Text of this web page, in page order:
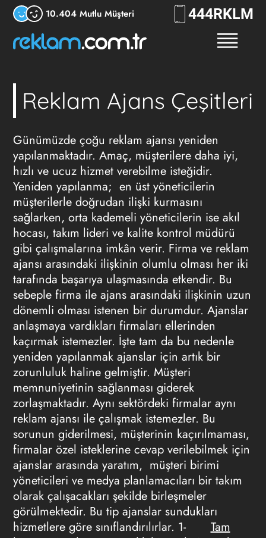
10.404 Mutlu Müşteri 4447556
Reklam Ajans Çeşitleri
Günümüzde çoğu reklam ajansı yeniden
yapılanmaktadır. Amaç, müşterilere daha iyi,
hızlı ve ucuz hizmet verebilme isteğidir.
Yeniden yapılanma; en üst yöneticilerin
müşterilerle doğrudan ilişki kurmasını
sağlarken, orta kademeli yöneticilerin ise akıl
hocası, takım lideri ve kalite kontrol müdürü
gibi çalışmalarına imkân verir. Firma ve reklam
ajansı arasındaki ilişkinin olumlu olması her iki
tarafında başarıya ulaşmasında etkendir. Bu
sebeple firma ile ajans arasındaki ilişkinin uzun
dönemli olması istenen bir durumdur. Ajanslar
anlaşmaya vardıkları firmaları ellerinden
kaçırmak istemezler. İşte tam da bu nedenle
yeniden yapılanmak ajanslar için artık bir
zorunluluk haline gelmiştir. Müşteri
memnuniyetinin sağlanması giderek
zorlaşmaktadır. Aynı sektördeki firmalar aynı
reklam ajansı ile çalışmak istemezler. Bu
sorunun giderilmesi, müşterinin kaçırılmaması,
firmalar özel isteklerine cevap verilebilmek için
ajanslar arasında yaratım, müşteri birimi
yöneticileri ve medya planlamacıları bir takım
olarak çalışacakları şekilde birleşmeler
görülmektedir. Bu tip ajanslar sundukları
hizmetlere göre sınıflandırılırlar. 1-Tam